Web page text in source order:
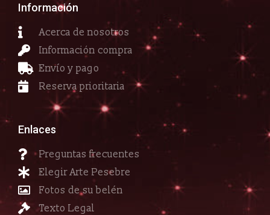
Información
Acerca de nosotros
Información compra
Envío y pago
Reserva prioritaria
Enlaces
Preguntas frecuentes
Elegir Arte Pesebre
Fotos de su belén
Texto Legal